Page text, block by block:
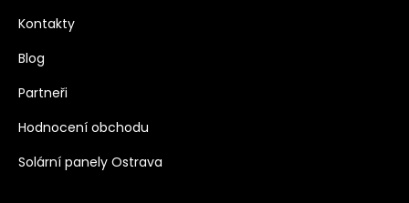
Kontakty
Blog
Partneři
Hodnocení obchodu
Solární panely Ostrava